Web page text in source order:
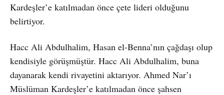
Kardeşler’e katılmadan önce çete lideri olduğunu
belirtiyor.
Hacc Ali Abdulhalim, Hasan el-Benna’nın çağdaşı olup
kendisiyle görüşmüştür. Hacc Ali Abdulhalim, buna
dayanarak kendi rivayetini aktarıyor. Ahmed Nar’ı
Müslüman Kardeşler’e katılmadan önce şahsen